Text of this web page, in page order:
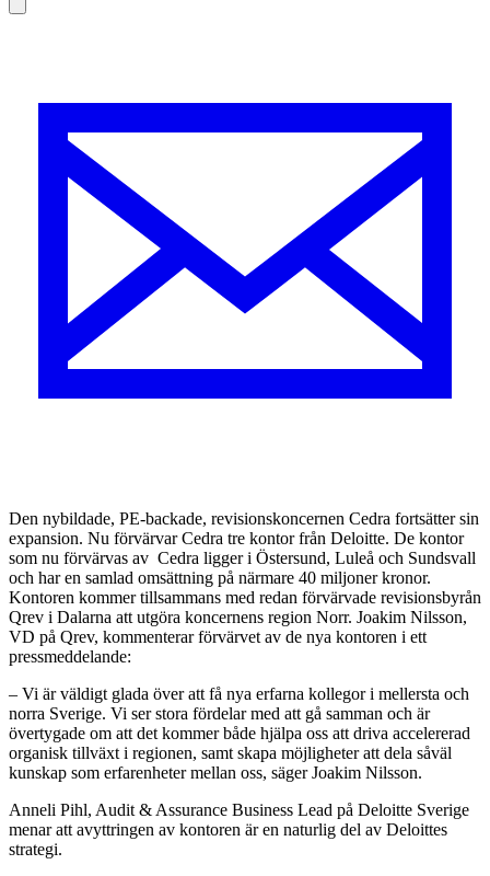
Den nybildade, PE-backade, revisionskoncernen Cedra fortsätter sin
expansion. Nu förvärvar Cedra tre kontor från Deloitte. De kontor
som nu förvärvas av Cedra ligger i Östersund, Luleå och Sundsvall
och har en samlad omsättning på närmare 40 miljoner kronor.
Kontoren kommer tillsammans med redan förvärvade revisionsbyrån
Qrev i Dalarna att utgöra koncernens region Norr. Joakim Nilsson,
VD på Qrev, kommenterar förvärvet av de nya kontoren i ett
pressmeddelande:
– Vi är väldigt glada över att få nya erfarna kollegor i mellersta och
norra Sverige. Vi ser stora fördelar med att gå samman och är
övertygade om att det kommer både hjälpa oss att driva accelererad
organisk tillväxt i regionen, samt skapa möjligheter att dela såväl
kunskap som erfarenheter mellan oss, säger Joakim Nilsson.
Anneli Pihl, Audit & Assurance Business Lead på Deloitte Sverige
menar att avyttringen av kontoren är en naturlig del av Deloittes
strategi.